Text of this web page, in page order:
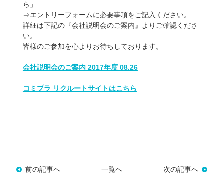
ら」
⇒エントリーフォームに必要事項をご記入ください。
詳細は下記の『会社説明会のご案内』よりご確認くださ
い。
皆様のご参加を心よりお待ちしております。
会社説明会のご案内 2017年度 08.26
コミプラ リクルートサイトはこちら
前の記事へ 一覧へ 次の記事へ